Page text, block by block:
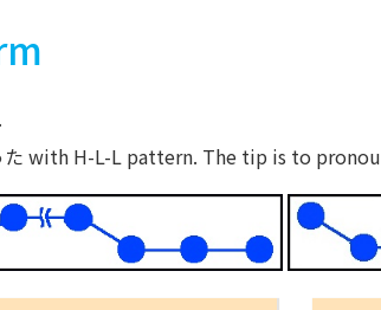
with H-L-L pattern. The tip is to